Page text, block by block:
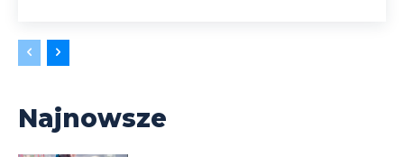
Najnowsze